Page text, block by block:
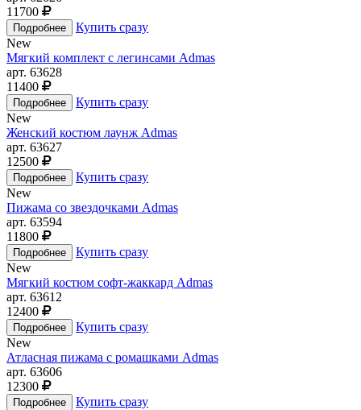
11700
Купить сразу
New
Мягкий комплект с легинсами Admas
арт. 63628
11400
Купить сразу
New
Женский костюм лаунж Admas
арт. 63627
12500
Купить сразу
New
Пижама со звездочками Admas
арт. 63594
11800
Купить сразу
New
Мягкий костюм софт-жаккард Admas
арт. 63612
12400
Купить сразу
New
Атласная пижама с ромашками Admas
арт. 63606
12300
Купить сразу